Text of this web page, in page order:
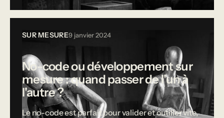
SUR MESURE9 janvier 2024
No-code ou développement sur
mesure : quand passer de l'un à
l'autre ?
Le no-code est parfait pour valider et outiller vite,